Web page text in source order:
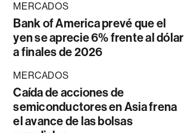
MERCADOS
Bank of America prevé que el
yen se aprecie 6% frente al dólar
a finales de 2026
MERCADOS
Caída de acciones de
semiconductores en Asia frena
el avance de las bolsas